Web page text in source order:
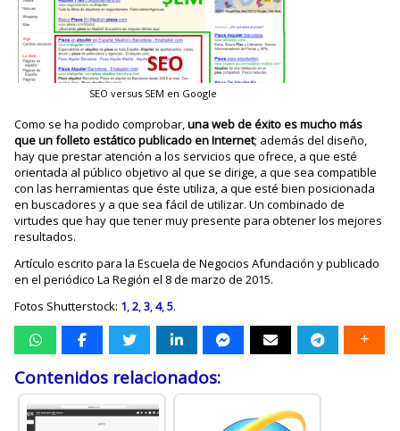
SEO versus SEM en Google
Como se ha podido comprobar,una web de éxito es mucho más
que un folleto estático publicado en Internet; además del diseño,
hay que prestar atención a los servicios que ofrece, a que esté
orientada al público objetivo al que se dirige, a que sea compatible
con las herramientas que éste utiliza, a que esté bien posicionada
en buscadores y a que sea fácil de utilizar. Un combinado de
virtudes que hay que tener muy presente para obtener los mejores
resultados.
Artículo escrito para la Escuela de Negocios Afundación y publicado
en el periódico La Región el 8 de marzo de 2015.
Fotos Shutterstock: 1,2,3,4,5.
Contenidos relacionados: